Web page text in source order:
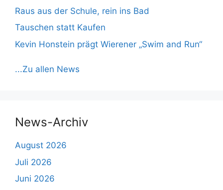
Raus aus der Schule, rein ins Bad
Tauschen statt Kaufen
Kevin Honstein prägt Wierener „Swim and Run“
...Zu allen News
News-Archiv
August 2026
Juli 2026
Juni 2026